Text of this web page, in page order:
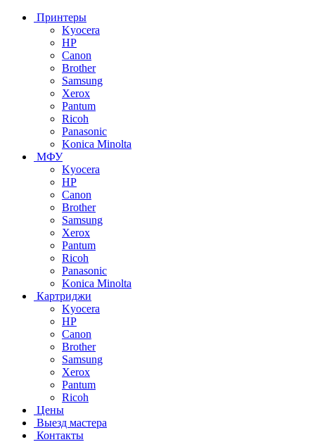
Принтеры
Kyocera
HP
Canon
Brother
Samsung
Xerox
Pantum
Ricoh
Panasonic
Konica Minolta
МФУ
Kyocera
HP
Canon
Brother
Samsung
Xerox
Pantum
Ricoh
Panasonic
Konica Minolta
Картриджи
Kyocera
HP
Canon
Brother
Samsung
Xerox
Pantum
Ricoh
Цены
Выезд мастера
Контакты